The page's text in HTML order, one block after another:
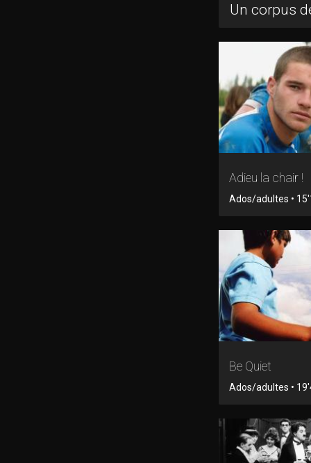
Un corpus
Adieu la chair !
Ados/adultes •
Be Quiet
Ados/adultes •